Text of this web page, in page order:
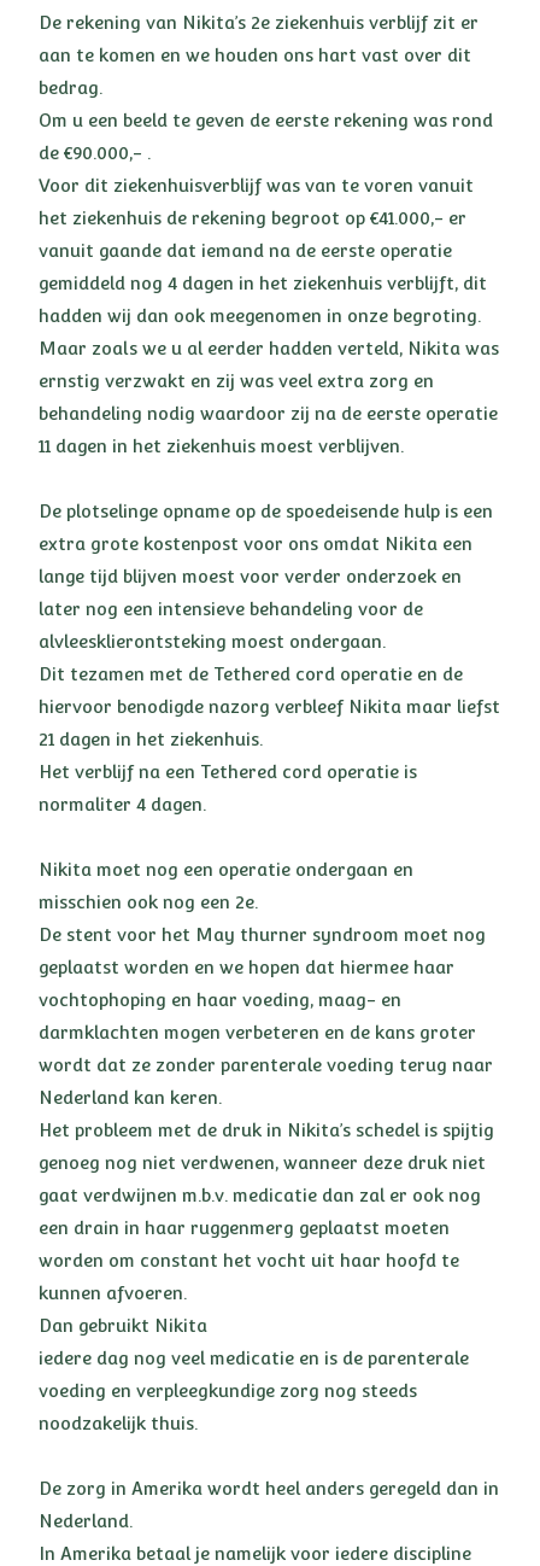
De rekening van Nikita’s 2e ziekenhuis verblijf zit er
aan te komen en we houden ons hart vast over dit
bedrag.
Om u een beeld te geven de eerste rekening was rond
de €90.000,- .
Voor dit ziekenhuisverblijf was van te voren vanuit
het ziekenhuis de rekening begroot op €41.000,- er
vanuit gaande dat iemand na de eerste operatie
gemiddeld nog 4 dagen in het ziekenhuis verblijft, dit
hadden wij dan ook meegenomen in onze begroting.
Maar zoals we u al eerder hadden verteld, Nikita was
ernstig verzwakt en zij was veel extra zorg en
behandeling nodig waardoor zij na de eerste operatie
11 dagen in het ziekenhuis moest verblijven.
De plotselinge opname op de spoedeisende hulp is een
extra grote kostenpost voor ons omdat Nikita een
lange tijd blijven moest voor verder onderzoek en
later nog een intensieve behandeling voor de
alvleesklierontsteking moest ondergaan.
Dit tezamen met de Tethered cord operatie en de
hiervoor benodigde nazorg verbleef Nikita maar liefst
21 dagen in het ziekenhuis.
Het verblijf na een Tethered cord operatie is
normaliter 4 dagen.
Nikita moet nog een operatie ondergaan en
misschien ook nog een 2e.
De stent voor het May thurner syndroom moet nog
geplaatst worden en we hopen dat hiermee haar
vochtophoping en haar voeding, maag- en
darmklachten mogen verbeteren en de kans groter
wordt dat ze zonder parenterale voeding terug naar
Nederland kan keren.
Het probleem met de druk in Nikita’s schedel is spijtig
genoeg nog niet verdwenen, wanneer deze druk niet
gaat verdwijnen m.b.v. medicatie dan zal er ook nog
een drain in haar ruggenmerg geplaatst moeten
worden om constant het vocht uit haar hoofd te
kunnen afvoeren.
Dan gebruikt Nikita
iedere dag nog veel medicatie en is de parenterale
voeding en verpleegkundige zorg nog steeds
noodzakelijk thuis.
De zorg in Amerika wordt heel anders geregeld dan in
Nederland.
In Amerika betaal je namelijk voor iedere discipline